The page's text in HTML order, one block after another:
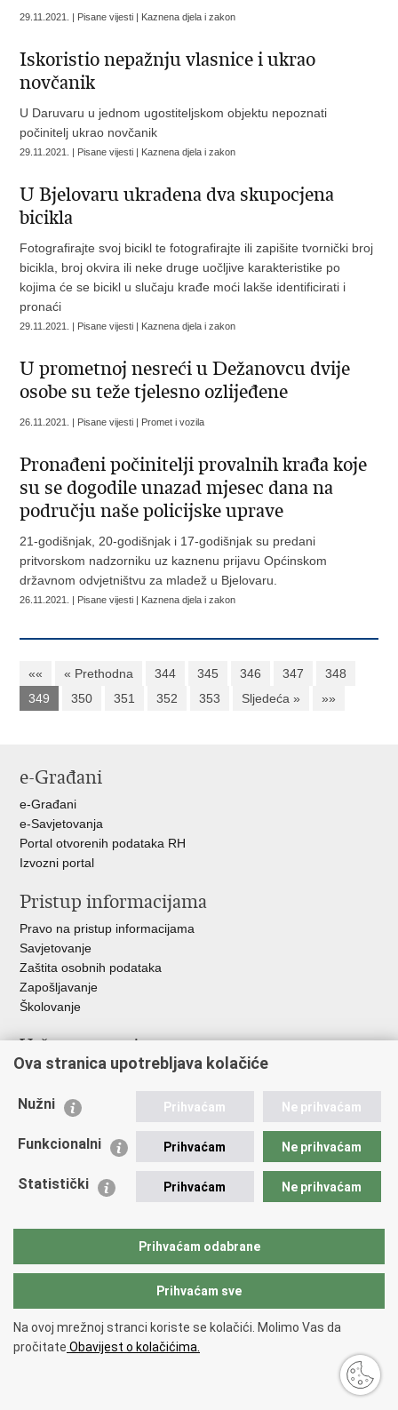
29.11.2021. | Pisane vijesti | Kaznena djela i zakon
Iskoristio nepažnju vlasnice i ukrao
novčanik
U Daruvaru u jednom ugostiteljskom objektu nepoznati
počinitelj ukrao novčanik
29.11.2021. | Pisane vijesti | Kaznena djela i zakon
U Bjelovaru ukradena dva skupocjena
bicikla
Fotografirajte svoj bicikl te fotografirajte ili zapišite tvornički broj
bicikla, broj okvira ili neke druge uočljive karakteristike po
kojima će se bicikl u slučaju krađe moći lakše identificirati i
pronaći
29.11.2021. | Pisane vijesti | Kaznena djela i zakon
U prometnoj nesreći u Dežanovcu dvije
osobe su teže tjelesno ozlijeđene
26.11.2021. | Pisane vijesti | Promet i vozila
Pronađeni počinitelji provalnih krađa koje
su se dogodile unazad mjesec dana na
području naše policijske uprave
21-godišnjak, 20-godišnjak i 17-godišnjak su predani
pritvorskom nadzorniku uz kaznenu prijavu Općinskom
državnom odvjetništvu za mladež u Bjelovaru.
26.11.2021. | Pisane vijesti | Kaznena djela i zakon
«« « Prethodna 344 345 346 347
348
349
350 351 352 353 Sljedeća » »»
e-Građani
e-Građani
e-Savjetovanja
Portal otvorenih podataka RH
Izvozni portal
Pristup informacijama
Pravo na pristup informacijama
Savjetovanje
Zaštita osobnih podataka
Zapošljavanje
Školovanje
Važne poveznice
Ministarstvo unutarnjih poslova
Udruge
Policijska akademija
Zaklada policijske solidarnosti
Vučetić"
Copyright © 2026 Policijska uprava Bjelovarsko-bilogorska.
korištenja.Izjava o pristupačnosti.
Ova stranica upotrebljava kolačiće
Nužni Prihvaćam Ne prihvaćam
Funkcionalni Prihvaćam Ne prihvaćam
Statistički Prihvaćam Ne prihvaćam
Prihvaćam odabrane
Prihvaćam sve
Na ovoj mrežnoj stranci koriste se kolačići. Molimo Vas da
pročitate Obavijest o kolačićima.